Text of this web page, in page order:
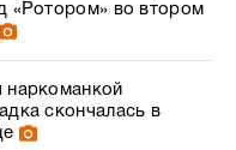
«Ротором» во втором
наркоманкой
скончалась в